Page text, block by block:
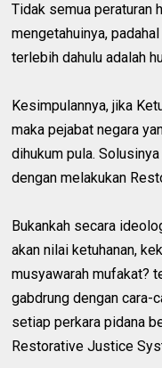
Tidak semua peraturan
mengetahuinya,
terlebih dahulu adalah
Kesimpulannya, jika
maka pejabat negara
dihukum pula.
dengan melakukan
Bukankah secara
akan nilai ketuhanan,
musyawarah mufakat?
gabdrung dengan cara-
setiap perkara pidana
Restorative Justice